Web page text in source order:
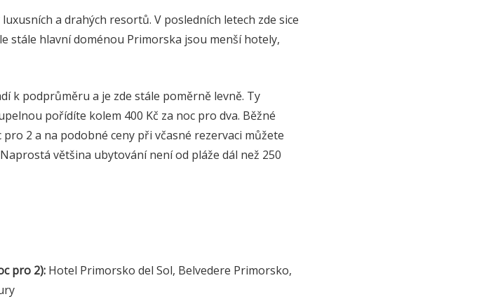
a drahých resortů. V posledních letech zde sice
stále hlavní doménou Primorska jsou menší hotely,
k podprůměru a je zde stále poměrně levně. Ty
pořídíte kolem 400 Kč za noc pro dva. Běžné
2 a na podobné ceny při včasné rezervaci můžete
většina ubytování není od pláže dál než 250
pro 2): Hotel Primorsko del Sol, Belvedere Primorsko,